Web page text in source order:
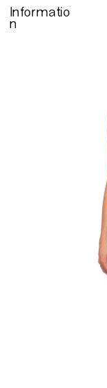
Informatio
n